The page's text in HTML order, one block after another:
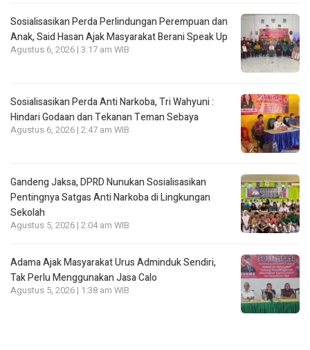
Sosialisasikan Perda Perlindungan Perempuan dan
Anak, Said Hasan Ajak Masyarakat Berani Speak Up
Agustus 6, 2026 | 3:17 am WIB
Sosialisasikan Perda Anti Narkoba, Tri Wahyuni :
Hindari Godaan dan Tekanan Teman Sebaya
Agustus 6, 2026 | 2:47 am WIB
Gandeng Jaksa, DPRD Nunukan Sosialisasikan
Pentingnya Satgas Anti Narkoba di Lingkungan
Sekolah
Agustus 5, 2026 | 2:04 am WIB
Adama Ajak Masyarakat Urus Adminduk Sendiri,
Tak Perlu Menggunakan Jasa Calo
Agustus 5, 2026 | 1:38 am WIB